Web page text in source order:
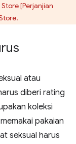
[Perjanjian
atau
diberi rating
koleksi
pakaian
seksual harus